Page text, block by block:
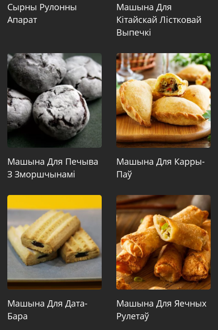
Сырны Рулонны
Апарат
Машына Для
Кітайскай Лістковай
Выпечкі
Машына Для Печыва
З Зморшчынамі
Машына Для Карры-
Паў
Машына Для Дата-
Бара
Машына Для Яечных
Рулетаў